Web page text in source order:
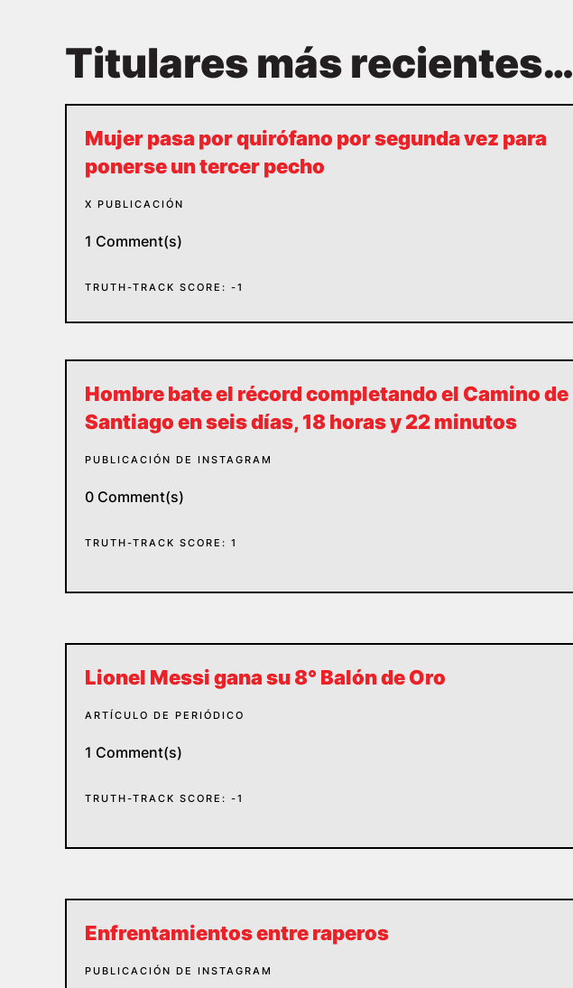
Titulares más recientes…
Mujer pasa por quirófano por segunda vez para
ponerse un tercer pecho
X PUBLICACIÓN
1 Comment(s)
TRUTH-TRACK SCORE: -1
Hombre bate el récord completando el Camino de
Santiago en seis días, 18 horas y 22 minutos
PUBLICACIÓN DE INSTAGRAM
0 Comment(s)
TRUTH-TRACK SCORE: 1
Lionel Messi gana su 8° Balón de Oro
ARTÍCULO DE PERIÓDICO
1 Comment(s)
TRUTH-TRACK SCORE: -1
Enfrentamientos entre raperos
PUBLICACIÓN DE INSTAGRAM